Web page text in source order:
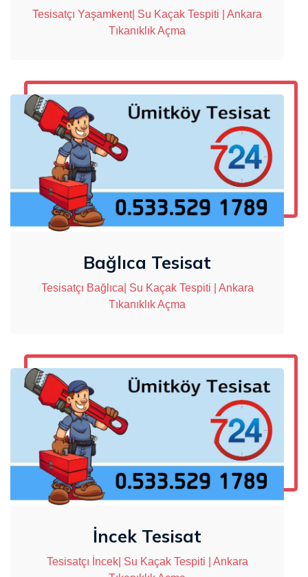
Tesisatçı Yaşamkent| Su Kaçak Tespiti | Ankara
Tıkanıklık Açma
Bağlıca Tesisat
Tesisatçı Bağlıca| Su Kaçak Tespiti | Ankara
Tıkanıklık Açma
İncek Tesisat
Tesisatçı İncek| Su Kaçak Tespiti | Ankara